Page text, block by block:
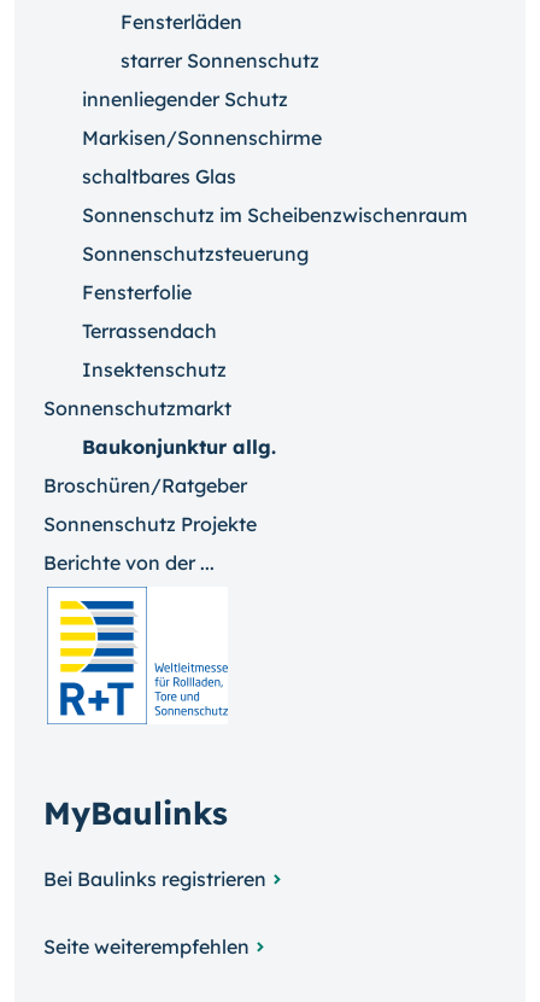
Fensterläden
starrer Sonnenschutz
innenliegender Schutz
Markisen/Sonnenschirme
schaltbares Glas
Sonnenschutz im Scheibenzwischenraum
Sonnenschutzsteuerung
Fensterfolie
Terrassendach
Insektenschutz
Sonnenschutzmarkt
Baukonjunktur allg.
Broschüren/Ratgeber
Sonnenschutz Projekte
Berichte von der ...
MyBaulinks
Bei Baulinks registrieren
Seite weiterempfehlen